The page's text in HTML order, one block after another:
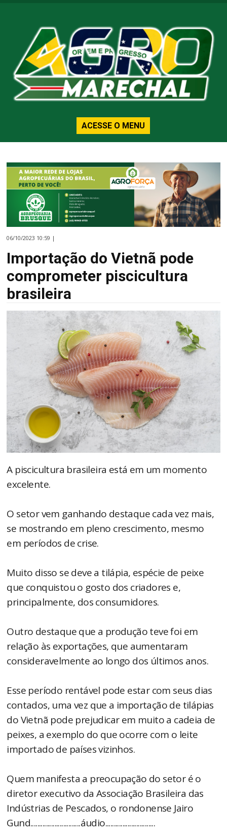
ACESSE O MENU
06/10/2023 10:59 |
Importação do Vietnã pode
comprometer piscicultura
brasileira
A piscicultura brasileira está em um momento
excelente.
O setor vem ganhando destaque cada vez mais,
se mostrando em pleno crescimento, mesmo
em períodos de crise.
Muito disso se deve a tilápia, espécie de peixe
que conquistou o gosto dos criadores e,
principalmente, dos consumidores.
Outro destaque que a produção teve foi em
relação às exportações, que aumentaram
consideravelmente ao longo dos últimos anos.
Esse período rentável pode estar com seus dias
contados, uma vez que a importação de tilápias
do Vietnã pode prejudicar em muito a cadeia de
peixes, a exemplo do que ocorre com o leite
importado de países vizinhos.
Quem manifesta a preocupação do setor é o
diretor executivo da Associação Brasileira das
Indústrias de Pescados, o rondonense Jairo
Gund.............................áudio.............................